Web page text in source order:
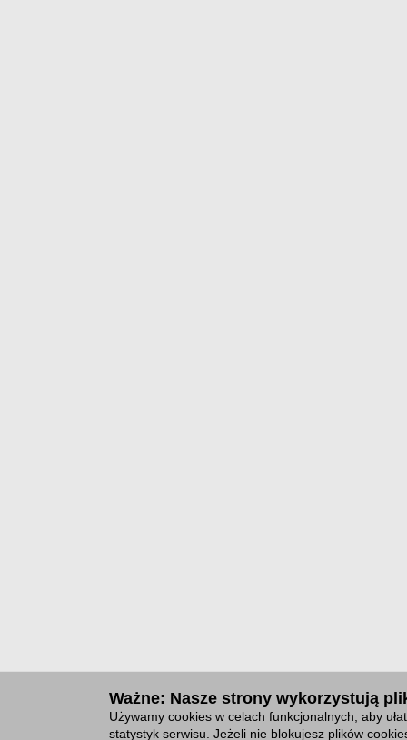
Ważne: Nasze strony wykorzystują
Używamy cookies w celach funkcjonalnych, aby
statystyk serwisu. Jeżeli nie blokujesz plików